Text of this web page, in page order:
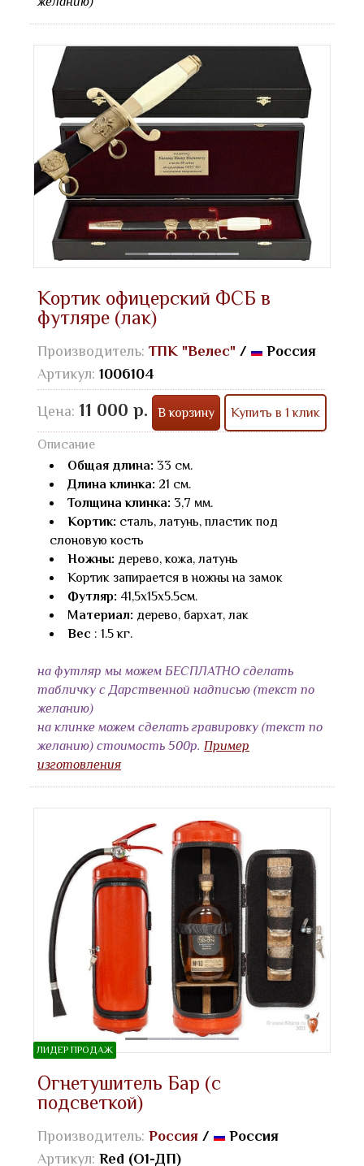
Кортик офицерский ФСБ в
футляре (лак)
Производитель: ТПК "Велес" /
Россия
Артикул: 1006104
Цена: 11 000 р. В корзину Купить в 1 клик
Описание
Общая длина: 33 см.
Длина клинка: 21 см.
Толщина клинка: 3,7 мм.
Кортик: сталь, латунь, пластик под
слоновую кость
Ножны: дерево, кожа, латунь
Кортик запирается в ножны на замок
Футляр: 41,5x15x5.5см.
Материал: дерево, бархат, лак
Вес : 1.5 кг.
на футляр мы можем БЕСПЛАТНО сделать
табличку с Дарственной надписью (текст по
желанию)
на клинке можем сделать гравировку (текст по
желанию) стоимость 500р. Пример
изготовления
ЛИДЕР ПРОДАЖ
Огнетушитель Бар (с
подсветкой)
Производитель: Россия /
Россия
Артикул: Red (О1-ДП)